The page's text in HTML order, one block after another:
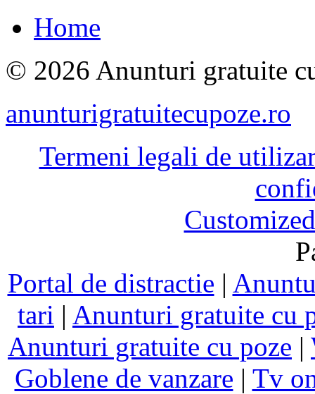
Home
© 2026 Anunturi gratuite
anunturigratuitecupoze.ro
Termeni legali de
Portal de distractie |
tari | Anunturi gratuite cu
Anunturi gratuite cu poze |
Goblene de vanzare | Tv